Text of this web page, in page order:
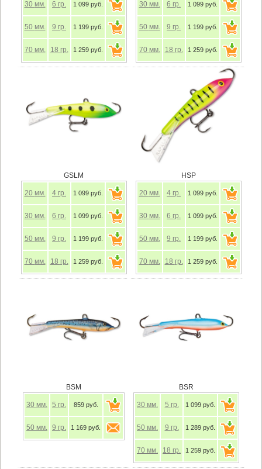
30 мм. 6 гр. 1 099 руб.
50 мм. 9 гр. 1 199 руб.
70 мм. 18 гр. 1 259 руб.
30 мм. 6 гр. 1 099 руб.
50 мм. 9 гр. 1 199 руб.
70 мм. 18 гр. 1 259 руб.
GSLM
20 мм. 4 гр. 1 099 руб.
30 мм. 6 гр. 1 099 руб.
50 мм. 9 гр. 1 199 руб.
70 мм. 18 гр. 1 259 руб.
HSP
20 мм. 4 гр. 1 099 руб.
30 мм. 6 гр. 1 099 руб.
50 мм. 9 гр. 1 199 руб.
70 мм. 18 гр. 1 259 руб.
BSM
30 мм. 5 гр. 859 руб.
50 мм. 9 гр. 1 169 руб.
BSR
30 мм. 5 гр. 1 099 руб.
50 мм. 9 гр. 1 289 руб.
70 мм. 18 гр. 1 259 руб.